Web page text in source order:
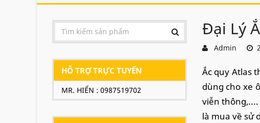
HỖ TRỢ TRỰC TUYẾN
MR. HIỂN : 0987519702
Đại Lý
Admin
Ắc quy Atlas
dùng cho xe
viễn
là mua về sử